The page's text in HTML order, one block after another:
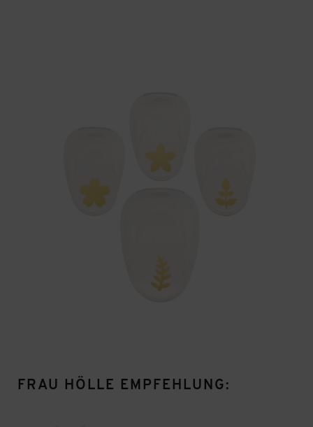
FRAU HÖLLE EMPFEHLUNG: